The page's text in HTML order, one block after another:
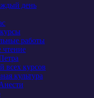
день
работы
чтение
всех курсов
культура